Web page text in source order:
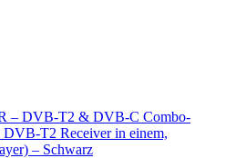
– DVB-T2 & DVB-C Combo-
T2 Receiver in einem,
– Schwarz